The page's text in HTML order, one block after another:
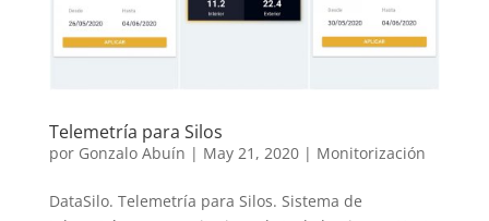
Telemetría para Silos
por Gonzalo Abuín | May 21, 2020| Monitorización
DataSilo. Telemetría para Silos. Sistema de